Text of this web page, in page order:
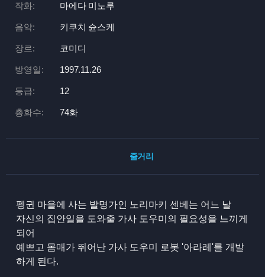
작화: 마에다 미노루
음악: 키쿠치 슌스케
장르: 코미디
방영일: 1997.11.26
등급: 12
총화수: 74화
줄거리
펭귄 마을에 사는 발명가인 노리마키 센베는 어느 날
자신의 집안일을 도와줄 가사 도우미의 필요성을 느끼게
되어
예쁘고 몸매가 뛰어난 가사 도우미 로봇 '아라레'를 개발
하게 된다.